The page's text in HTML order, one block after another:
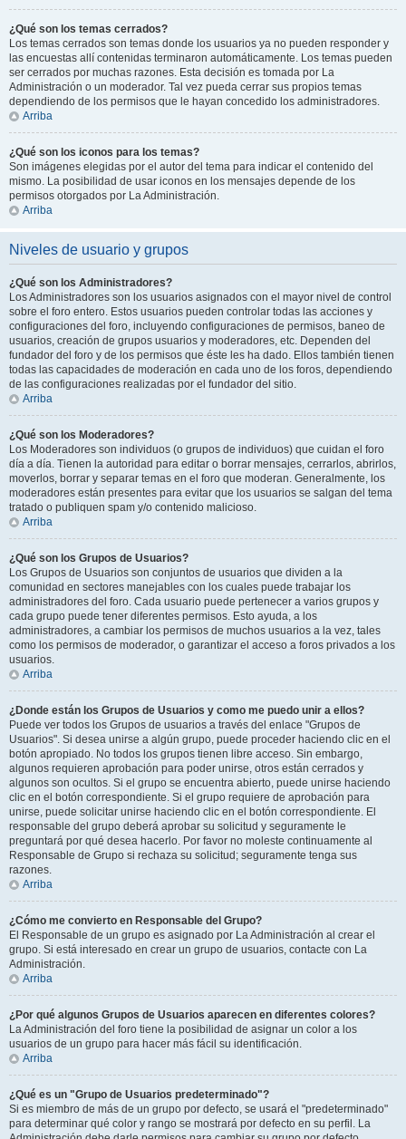
¿Qué son los temas cerrados?
Los temas cerrados son temas donde los usuarios ya no pueden responder y
las encuestas allí contenidas terminaron automáticamente. Los temas pueden
ser cerrados por muchas razones. Esta decisión es tomada por La
Administración o un moderador. Tal vez pueda cerrar sus propios temas
dependiendo de los permisos que le hayan concedido los administradores.
Arriba
¿Qué son los iconos para los temas?
Son imágenes elegidas por el autor del tema para indicar el contenido del
mismo. La posibilidad de usar iconos en los mensajes depende de los
permisos otorgados por La Administración.
Arriba
Niveles de usuario y grupos
¿Qué son los Administradores?
Los Administradores son los usuarios asignados con el mayor nivel de control
sobre el foro entero. Estos usuarios pueden controlar todas las acciones y
configuraciones del foro, incluyendo configuraciones de permisos, baneo de
usuarios, creación de grupos usuarios y moderadores, etc. Dependen del
fundador del foro y de los permisos que éste les ha dado. Ellos también tienen
todas las capacidades de moderación en cada uno de los foros, dependiendo
de las configuraciones realizadas por el fundador del sitio.
Arriba
¿Qué son los Moderadores?
Los Moderadores son individuos (o grupos de individuos) que cuidan el foro
día a día. Tienen la autoridad para editar o borrar mensajes, cerrarlos, abrirlos,
moverlos, borrar y separar temas en el foro que moderan. Generalmente, los
moderadores están presentes para evitar que los usuarios se salgan del tema
tratado o publiquen spam y/o contenido malicioso.
Arriba
¿Qué son los Grupos de Usuarios?
Los Grupos de Usuarios son conjuntos de usuarios que dividen a la
comunidad en sectores manejables con los cuales puede trabajar los
administradores del foro. Cada usuario puede pertenecer a varios grupos y
cada grupo puede tener diferentes permisos. Esto ayuda, a los
administradores, a cambiar los permisos de muchos usuarios a la vez, tales
como los permisos de moderador, o garantizar el acceso a foros privados a los
usuarios.
Arriba
¿Donde están los Grupos de Usuarios y como me puedo unir a ellos?
Puede ver todos los Grupos de usuarios a través del enlace "Grupos de
Usuarios". Si desea unirse a algún grupo, puede proceder haciendo clic en el
botón apropiado. No todos los grupos tienen libre acceso. Sin embargo,
algunos requieren aprobación para poder unirse, otros están cerrados y
algunos son ocultos. Si el grupo se encuentra abierto, puede unirse haciendo
clic en el botón correspondiente. Si el grupo requiere de aprobación para
unirse, puede solicitar unirse haciendo clic en el botón correspondiente. El
responsable del grupo deberá aprobar su solicitud y seguramente le
preguntará por qué desea hacerlo. Por favor no moleste continuamente al
Responsable de Grupo si rechaza su solicitud; seguramente tenga sus
razones.
Arriba
¿Cómo me convierto en Responsable del Grupo?
El Responsable de un grupo es asignado por La Administración al crear el
grupo. Si está interesado en crear un grupo de usuarios, contacte con La
Administración.
Arriba
¿Por qué algunos Grupos de Usuarios aparecen en diferentes colores?
La Administración del foro tiene la posibilidad de asignar un color a los
usuarios de un grupo para hacer más fácil su identificación.
Arriba
¿Qué es un "Grupo de Usuarios predeterminado"?
Si es miembro de más de un grupo por defecto, se usará el "predeterminado"
para determinar qué color y rango se mostrará por defecto en su perfil. La